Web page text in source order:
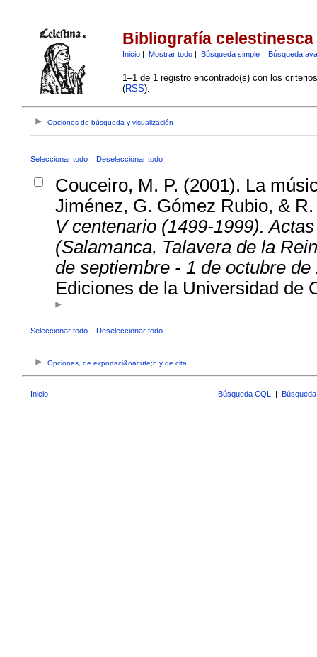
Bibliografía celestinesca
Inicio| Mostrar todo| Búsqueda simple| Búsqueda
1–1 de 1 registro encontrado(s) con los
(RSS):
Opciones de búsqueda y visualización
Seleccionar todo Deseleccionar todo
Couceiro, M. P. (2001). La
Jiménez, G. Gómez Rubio, &
V centenario (1499-1999).
(Salamanca, Talavera de la
de septiembre - 1 de octubre de
Ediciones de la Universidad de
Seleccionar todo Deseleccionar todo
Opciones, de exportaci&oacute;n y de cita
Inicio Búsqueda CQL |